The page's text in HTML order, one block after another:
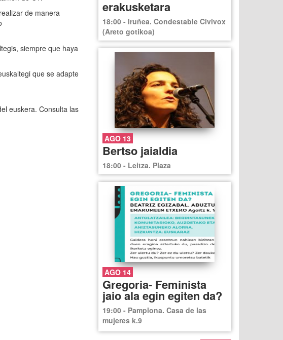
de manera
siempre que haya
que se adapte
euskera. Consulta las
erakusketara
18:00 - Iruñea. Condestable Civivox
(Areto gotikoa)
AGO 13
Bertso jaialdia
18:00 - Leitza. Plaza
AGO 14
Gregoria- Feminista
jaio ala egin egiten da?
19:00 - Pamplona. Casa de las
mujeres k.9